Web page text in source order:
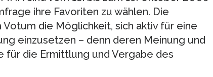
ihre Favoriten zu wählen. Die
die Möglichkeit, sich aktiv für eine
einzusetzen – denn deren Meinung und
für die Ermittlung und Vergabe des